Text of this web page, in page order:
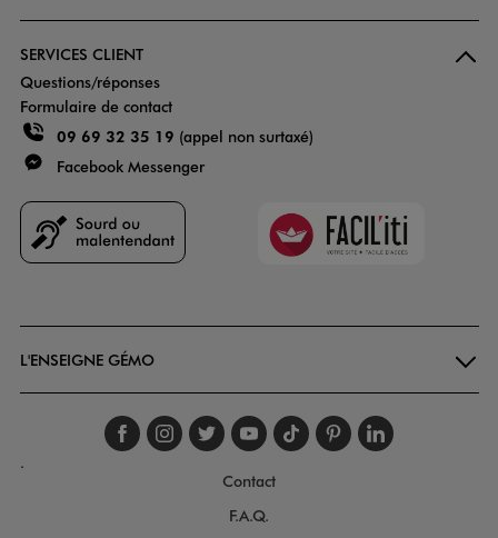
SERVICES CLIENT
Questions/réponses
Formulaire de contact
09 69 32 35 19 (appel non surtaxé)
Facebook Messenger
Faciliti
L'ENSEIGNE GÉMO
Suivez-nous sur
Suivez-nous sur
Suivez-nous sur
Suivez-nous
Suivez-nous
Suivez-
.
Contact
F.A.Q.